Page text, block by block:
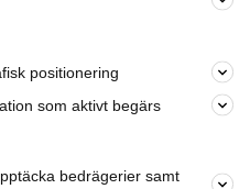
positionering
som aktivt begärs
bedrägerier samt